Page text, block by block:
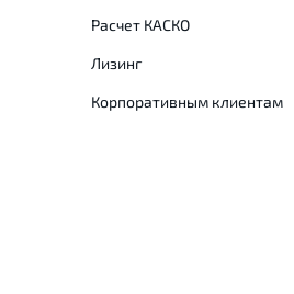
Расчет КАСКО
Лизинг
Корпоративным клиентам